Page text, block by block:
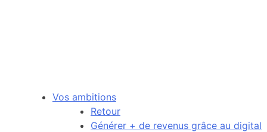
Vos ambitions
Retour
Générer + de revenus grâce au digital